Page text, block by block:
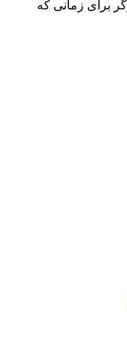
برای زمانی که